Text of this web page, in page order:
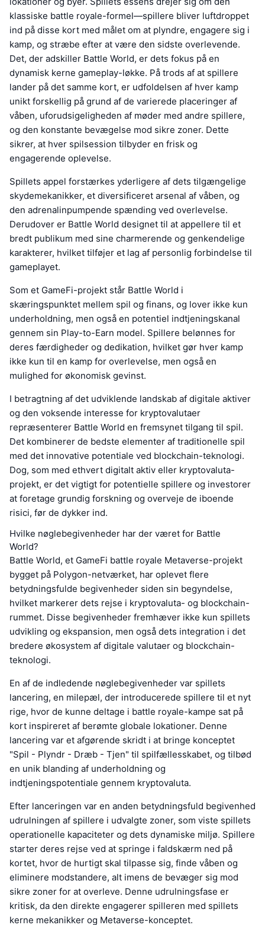
klassiske battle royale-formel—spillere bliver luftdroppet
ind på disse kort med målet om at plyndre, engagere sig i
kamp, og stræbe efter at være den sidste overlevende.
Det, der adskiller Battle World, er dets fokus på en
dynamisk kerne gameplay-løkke. På trods af at spillere
lander på det samme kort, er udfoldelsen af hver kamp
unikt forskellig på grund af de varierede placeringer af
våben, uforudsigeligheden af møder med andre spillere,
og den konstante bevægelse mod sikre zoner. Dette
sikrer, at hver spilsession tilbyder en frisk og
engagerende oplevelse.
Spillets appel forstærkes yderligere af dets tilgængelige
skydemekanikker, et diversificeret arsenal af våben, og
den adrenalinpumpende spænding ved overlevelse.
Derudover er Battle World designet til at appellere til et
bredt publikum med sine charmerende og genkendelige
karakterer, hvilket tilføjer et lag af personlig forbindelse til
gameplayet.
Som et GameFi-projekt står Battle World i
skæringspunktet mellem spil og finans, og lover ikke kun
underholdning, men også en potentiel indtjeningskanal
gennem sin Play-to-Earn model. Spillere belønnes for
deres færdigheder og dedikation, hvilket gør hver kamp
ikke kun til en kamp for overlevelse, men også en
mulighed for økonomisk gevinst.
I betragtning af det udviklende landskab af digitale aktiver
og den voksende interesse for kryptovalutaer
repræsenterer Battle World en fremsynet tilgang til spil.
Det kombinerer de bedste elementer af traditionelle spil
med det innovative potentiale ved blockchain-teknologi.
Dog, som med ethvert digitalt aktiv eller kryptovaluta-
projekt, er det vigtigt for potentielle spillere og investorer
at foretage grundig forskning og overveje de iboende
risici, før de dykker ind.
Hvilke nøglebegivenheder har der været for Battle
World?
Battle World, et GameFi battle royale Metaverse-projekt
bygget på Polygon-netværket, har oplevet flere
betydningsfulde begivenheder siden sin begyndelse,
hvilket markerer dets rejse i kryptovaluta- og blockchain-
rummet. Disse begivenheder fremhæver ikke kun spillets
udvikling og ekspansion, men også dets integration i det
bredere økosystem af digitale valutaer og blockchain-
teknologi.
En af de indledende nøglebegivenheder var spillets
lancering, en milepæl, der introducerede spillere til et nyt
rige, hvor de kunne deltage i battle royale-kampe sat på
kort inspireret af berømte globale lokationer. Denne
lancering var et afgørende skridt i at bringe konceptet
"Spil - Plyndr - Dræb - Tjen" til spilfællesskabet, og tilbød
en unik blanding af underholdning og
indtjeningspotentiale gennem kryptovaluta.
Efter lanceringen var en anden betydningsfuld begivenhed
udrulningen af spillere i udvalgte zoner, som viste spillets
operationelle kapaciteter og dets dynamiske miljø. Spillere
starter deres rejse ved at springe i faldskærm ned på
kortet, hvor de hurtigt skal tilpasse sig, finde våben og
eliminere modstandere, alt imens de bevæger sig mod
sikre zoner for at overleve. Denne udrulningsfase er
kritisk, da den direkte engagerer spilleren med spillets
kerne mekanikker og Metaverse-konceptet.